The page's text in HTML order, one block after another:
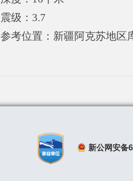
震级：3.7
参考位置：新疆阿克苏地区
新公网安备